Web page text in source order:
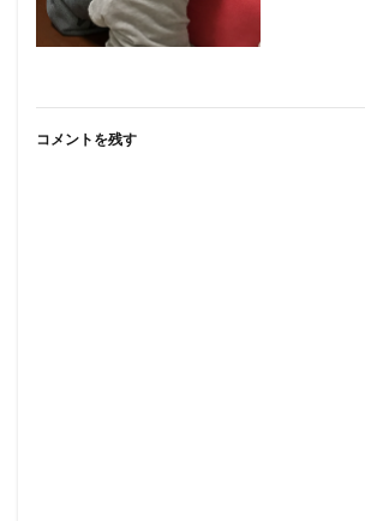
コメントを残す